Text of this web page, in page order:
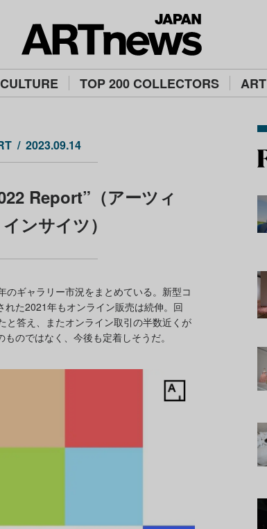
CULTURE TOP 200 COLLECTORS
2023.09.14
Report”（アーツィ
ンサイツ）
ギャラリー市況をまとめている。新型コ
た2021年もオンライン販売は続伸。回
と答え、またオンライン取引の半数近くが
のではなく、今後も定着しそうだ。